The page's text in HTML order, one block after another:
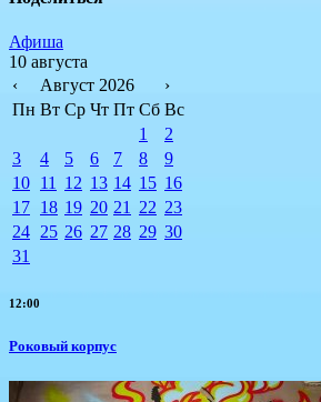
Афиша
10 августа
‹
Август 2026
›
Пн Вт Ср Чт Пт Сб Вс
1
2
3
4 5 6 7 8
9
10 11 12 13 14 15 16
17 18 19 20 21 22 23
24 25 26 27 28 29 30
31
12:00
Роковый корпус